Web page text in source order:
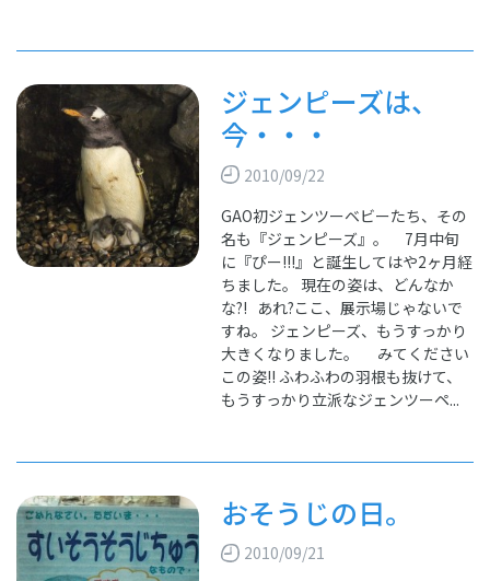
ジェンピーズは、
今・・・
2010/09/22
GAO初ジェンツーベビーたち、その
名も『ジェンピーズ』。 7月中旬
に『ぴー!!!』と誕生してはや2ヶ月経
ちました。 現在の姿は、どんなか
な?! あれ?ここ、展示場じゃないで
すね。 ジェンピーズ、もうすっかり
大きくなりました。 みてください
この姿!! ふわふわの羽根も抜けて、
もうすっかり立派なジェンツーペ...
おそうじの日。
2010/09/21